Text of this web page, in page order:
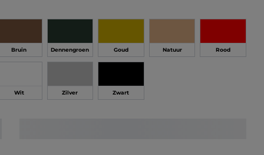
Bruin Dennengroen Goud Natuur Rood
Wit Zilver Zwart